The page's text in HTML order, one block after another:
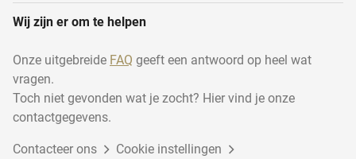
Wij zijn er om te helpen
Onze uitgebreide FAQ geeft een antwoord op heel wat
vragen.
Toch niet gevonden wat je zocht? Hier vind je onze
contactgegevens.
Contacteer ons Cookie instellingen